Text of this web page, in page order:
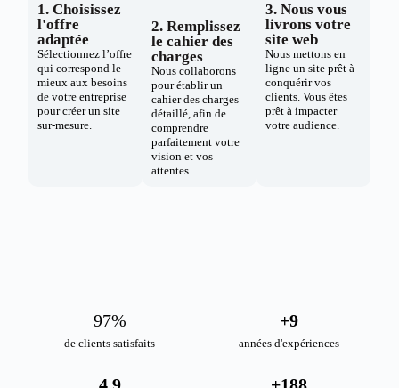
1. Choisissez
l'offre
adaptée
Sélectionnez l’offre
qui correspond le
mieux aux besoins
de votre entreprise
pour créer un site
sur-mesure.
2. Remplissez
le cahier des
charges
Nous collaborons
pour établir un
cahier des charges
détaillé, afin de
comprendre
parfaitement votre
vision et vos
attentes.
3. Nous vous
livrons votre
site web
Nous mettons en
ligne un site prêt à
conquérir vos
clients. Vous êtes
prêt à impacter
votre audience.
de clients satisfaits
98%
années d'expériences
+10